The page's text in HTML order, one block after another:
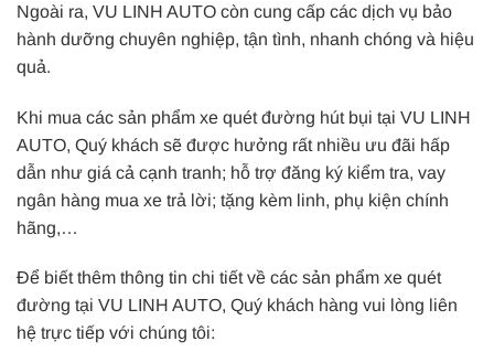
Ngoài ra, VU LINH AUTO còn cung cấp các dịch vụ bảo
hành dưỡng chuyên nghiệp, tận tình, nhanh chóng và hiệu
quả.
Khi mua các sản phẩm xe quét đường hút bụi tại VU LINH
AUTO, Quý khách sẽ được hưởng rất nhiều ưu đãi hấp
dẫn như giá cả cạnh tranh; hỗ trợ đăng ký kiểm tra, vay
ngân hàng mua xe trả lời; tặng kèm linh, phụ kiện chính
hãng,…
Để biết thêm thông tin chi tiết về các sản phẩm xe quét
đường tại VU LINH AUTO, Quý khách hàng vui lòng liên
hệ trực tiếp với chúng tôi: